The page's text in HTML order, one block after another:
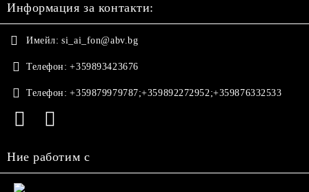
Информация за контакти:
Имейл: si_ai_fon@abv.bg
Телефон: +359893423676
Телефон: +359879979787;+359892272952;+359876332533
Ние работим с